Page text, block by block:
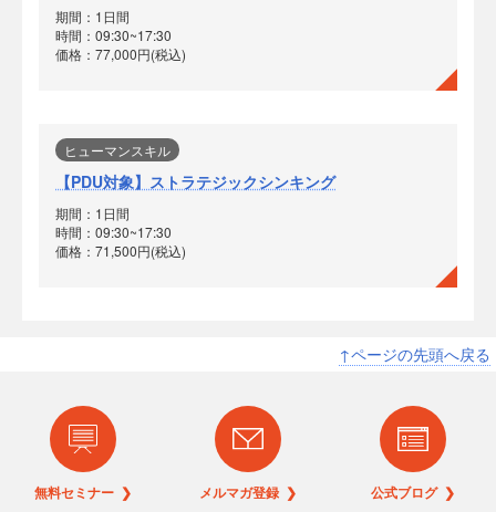
期間：1日間
時間：09:30~17:30
価格：77,000円(税込)
ヒューマンスキル
【PDU対象】ストラテジックシンキング
期間：1日間
時間：09:30~17:30
価格：71,500円(税込)
↑ページの先頭へ戻る
無料セミナー ❯ メルマガ登録 ❯ 公式ブログ ❯